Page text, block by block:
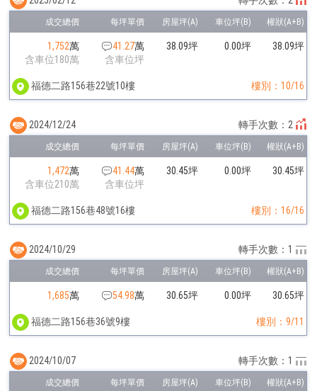
1,752萬
含車位180萬
41.27萬
含車位坪
38.09坪 0.00坪 38.09坪
福德二路156巷22號10樓 樓別：10/16
1,472萬
含車位210萬
41.44萬
含車位坪
30.45坪 0.00坪 30.45坪
福德二路156巷48號16樓 樓別：16/16
2024/12/24 轉手次數：2
1,685萬 54.98萬 30.65坪 0.00坪 30.65坪
福德二路156巷36號9樓 樓別：9/11
2024/10/29 轉手次數：1
2024/10/07 轉手次數：1